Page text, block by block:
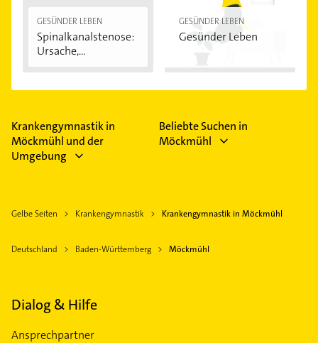
übernommen werden müssen. Eine Stunde
Krankengymnastik kostet damit etwa 7 bis 8 Euro.
Bei Vorsorgeleistungen wie Rückenschulen
beteiligen sich die Krankenkassen teilweise
GESÜNDER LEBEN
Spinalkanalstenose:
Ursache,
GESÜNDER LEBEN
Gesünder Leben
Krankengymnastik in
Möckmühl und der
Umgebung
Beliebte Suchen in
Möckmühl
Gelbe Seiten Krankengymnastik Krankengymnastik in Möckmühl
Deutschland Baden-Württemberg Möckmühl
Dialog & Hilfe
Ansprechpartner